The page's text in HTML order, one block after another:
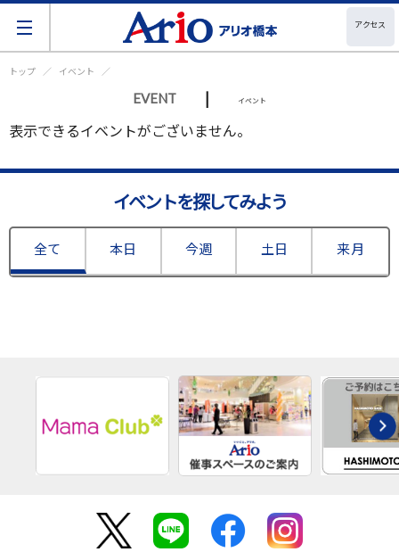
アクセス
トップ イベント
EVENT | イベント
表示できるイベントがございません。
イベントを探してみよう
全て 本日 今週 土日 来月